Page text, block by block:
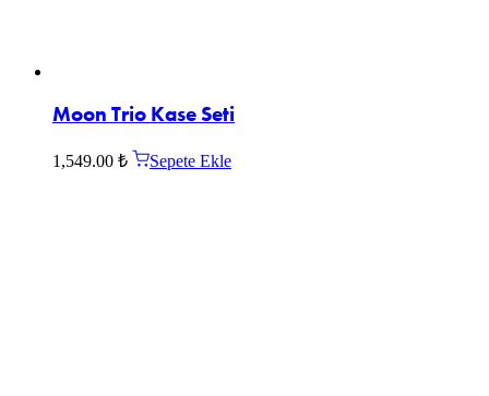
Moon Trio Kase Seti
1,549.00 ₺ Sepete Ekle